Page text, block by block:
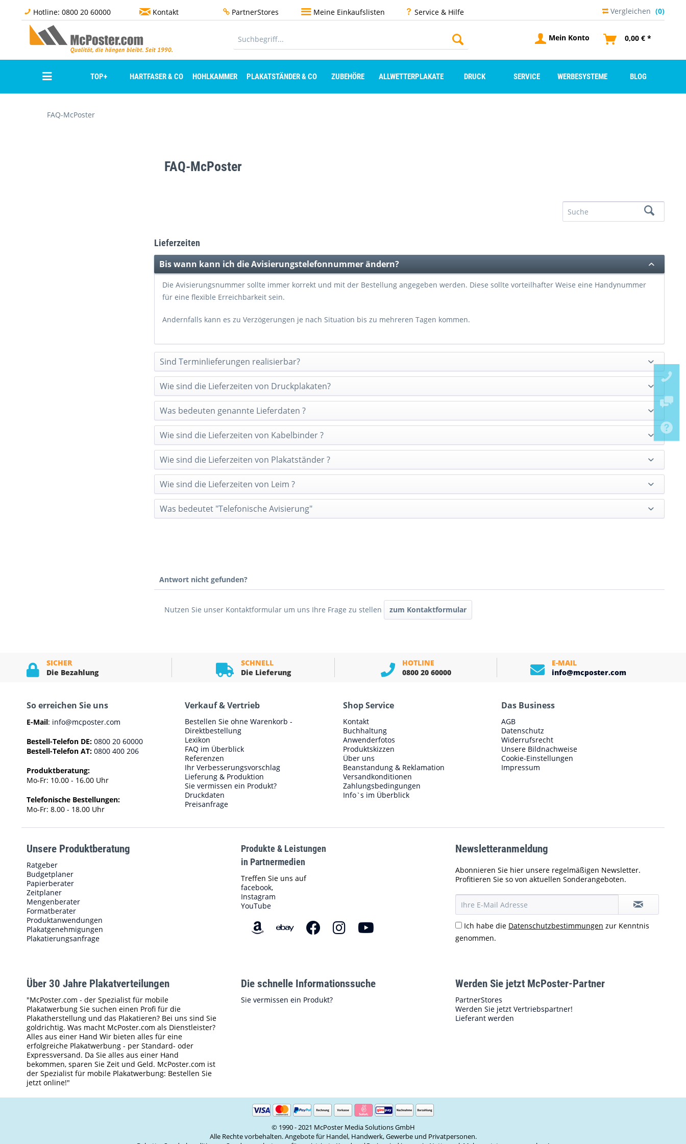
Hotline: 0800 20 60000 Kontakt PartnerStores Meine Einkaufslisten Service & Hilfe Vergleichen (0)
Mein Konto 0,00 € *
TOP+ HARTFASER & CO HOHLKAMMER PLAKATSTÄNDER & CO ZUBEHÖRE ALLWETTERPLAKATE DRUCK SERVICE WERBESYSTEME BLOG
FAQ-McPoster
FAQ-McPoster
Lieferzeiten
Bis wann kann ich die Avisierungstelefonnummer ändern?
Die Avisierungsnummer sollte immer korrekt und mit der Bestellung angegeben werden. Diese sollte vorteilhafter Weise eine Handynummer
für eine flexible Erreichbarkeit sein.
Andernfalls kann es zu Verzögerungen je nach Situation bis zu mehreren Tagen kommen.
Sind Terminlieferungen realisierbar?
Wie sind die Lieferzeiten von Druckplakaten?
Was bedeuten genannte Lieferdaten ?
Wie sind die Lieferzeiten von Kabelbinder ?
Wie sind die Lieferzeiten von Plakatständer ?
Wie sind die Lieferzeiten von Leim ?
Was bedeutet "Telefonische Avisierung"
Antwort nicht gefunden?
Nutzen Sie unser Kontaktformular um uns Ihre Frage zu stellen zum Kontaktformular
SICHER
Die Bezahlung
SCHNELL
Die Lieferung
HOTLINE
0800 20 60000
E-MAIL
info@mcposter.com
So erreichen Sie uns
E-Mail: info@mcposter.com
Bestell-Telefon DE: 0800 20 60000
Bestell-Telefon AT: 0800 400 206
Produktberatung:
Mo-Fr: 10.00 - 16.00 Uhr
Telefonische Bestellungen:
Mo-Fr: 8.00 - 18.00 Uhr
Verkauf & Vertrieb
Bestellen Sie ohne Warenkorb -
Direktbestellung
Lexikon
FAQ im Überblick
Referenzen
Ihr Verbesserungsvorschlag
Lieferung & Produktion
Sie vermissen ein Produkt?
Druckdaten
Preisanfrage
Shop Service
Kontakt
Buchhaltung
Anwenderfotos
Produktskizzen
Über uns
Beanstandung & Reklamation
Versandkonditionen
Zahlungsbedingungen
Info`s im Überblick
Das Business
AGB
Datenschutz
Widerrufsrecht
Unsere Bildnachweise
Cookie-Einstellungen
Impressum
Unsere Produktberatung
Ratgeber
Budgetplaner
Papierberater
Zeitplaner
Mengenberater
Formatberater
Produktanwendungen
Plakatgenehmigungen
Plakatierungsanfrage
Produkte & Leistungen
in Partnermedien
Treffen Sie uns auf
facebook,
Instagram
YouTube
Newsletteranmeldung
Abonnieren Sie hier unsere regelmäßigen Newsletter.
Profitieren Sie so von aktuellen Sonderangeboten.
Ich habe die Datenschutzbestimmungen zur Kenntnis
genommen.
Über 30 Jahre Plakatverteilungen
"McPoster.com - der Spezialist für mobile
Plakatwerbung Sie suchen einen Profi für die
Plakatherstellung und das Plakatieren? Bei uns sind Sie
goldrichtig. Was macht McPoster.com als Dienstleister?
Alles aus einer Hand Wir bieten alles für eine
erfolgreiche Plakatwerbung - per Standard- oder
Expressversand. Da Sie alles aus einer Hand
bekommen, sparen Sie Zeit und Geld. McPoster.com ist
der Spezialist für mobile Plakatwerbung: Bestellen Sie
jetzt online!"
Die schnelle Informationssuche
Sie vermissen ein Produkt?
Werden Sie jetzt McPoster-Partner
PartnerStores
Werden Sie jetzt Vertriebspartner!
Lieferant werden
© 1990 - 2021 McPoster Media Solutions GmbH
Alle Rechte vorbehalten. Angebote für Handel, Handwerk, Gewerbe und Privatpersonen.